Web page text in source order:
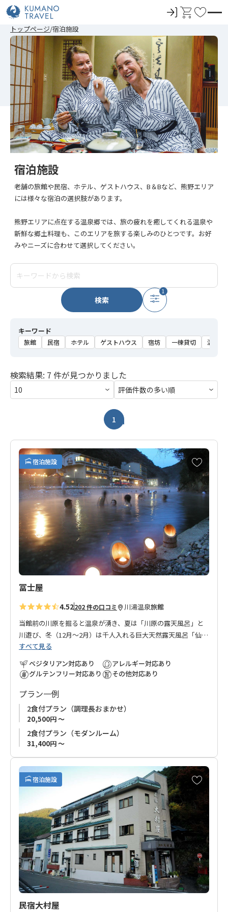
ロ
イ
ン
カ
ト
お
に
入
り
トップページ 宿泊施設
宿泊施設
老舗の旅館や民宿、ホテル、ゲストハウス、B＆Bなど、熊野エリア
には様々な宿泊の選択肢があります。
熊野エリアに点在する温泉郷では、旅の疲れを癒してくれる温泉や
新鮮な郷土料理も、このエリアを旅する楽しみのひとつです。お好
みやニーズに合わせて選択してください。
検索
1
キーワード
旅館 民宿 ホテル ゲストハウス 宿坊 一棟貸切 温泉
検索結果: 7 件が見つかりました
1
宿泊施設
お
気
に
入
り
加
冨士屋
4.52202 件の口コミ 川湯温泉旅館
当館前の川原を掘ると温泉が湧き、夏は「川原の露天風呂」と
川遊び、冬（12月～2月）は千人入れる巨大天然露天風呂「仙人
風呂」をお楽しみ頂けます。館内にも間近の源泉から引き込ん
だ大浴場および館内露天風呂があり、旅のお疲れを癒して頂け
ます。泉質は神経痛等に効能がある単純泉。体の内側よりポカ
ポカと温まる不思議なお湯でございます。（川原の露店風呂・
仙人風呂は荒天・増水時、御利用頂けない場合がございます）
すべて見る
ベジタリアン対応あり
グルテンフリー対応あり
アレルギー対応あり
その他対応あり
プラン一例
2食付プラン（調理長おまかせ）
20,500円 ～
2食付プラン（モダンルーム）
31,400円 ～
宿泊施設
お
入
に
追
加
民宿大村屋